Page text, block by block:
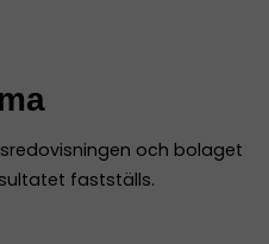
och bolaget
fastställs.